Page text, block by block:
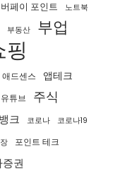
페이 포인트 노트북
부동산 부업
핑
애드센스 앱테크
유튜브 주식
크 코로나 코로나19
포인트 테크
권